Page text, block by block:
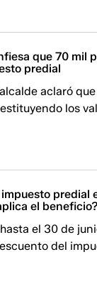
que 70 mil
predial
aclaró
los
predial
el beneficio?
el 30 de
del